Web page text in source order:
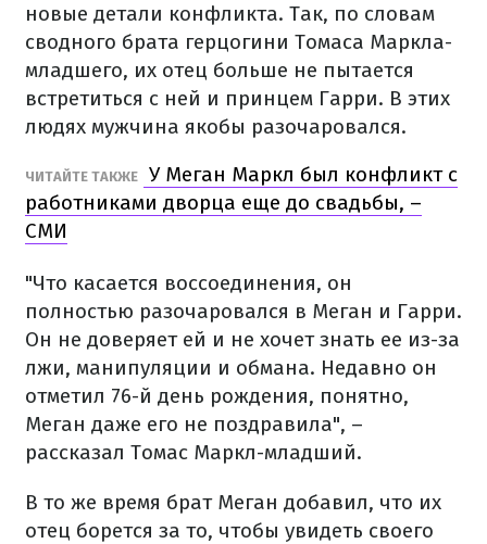
новые детали конфликта. Так, по словам
сводного брата герцогини Томаса Маркла-
младшего, их отец больше не пытается
встретиться с ней и принцем Гарри. В этих
людях мужчина якобы разочаровался.
ЧИТАЙТЕ ТАКЖЕ
У Меган Маркл был конфликт с
работниками дворца еще до свадьбы, –
СМИ
"Что касается воссоединения, он
полностью разочаровался в Меган и Гарри.
Он не доверяет ей и не хочет знать ее из-за
лжи, манипуляции и обмана. Недавно он
отметил 76-й день рождения, понятно,
Меган даже его не поздравила", –
рассказал Томас Маркл-младший.
В то же время брат Меган добавил, что их
отец борется за то, чтобы увидеть своего